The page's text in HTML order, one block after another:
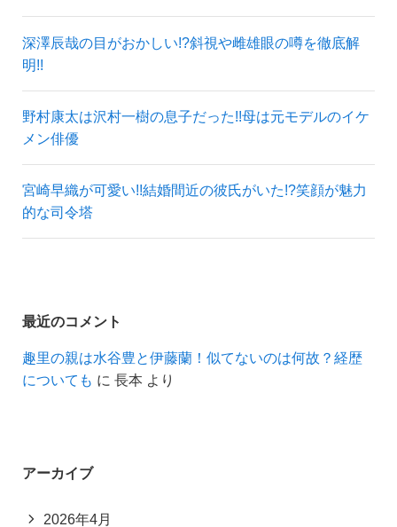
深澤辰哉の目がおかしい!?斜視や雌雄眼の噂を徹底解
明!!
野村康太は沢村一樹の息子だった!!母は元モデルのイケ
メン俳優
宮崎早織が可愛い!!結婚間近の彼氏がいた!?笑顔が魅力
的な司令塔
最近のコメント
趣里の親は水谷豊と伊藤蘭！似てないのは何故？経歴
についても に 長本 より
アーカイブ
2026年4月